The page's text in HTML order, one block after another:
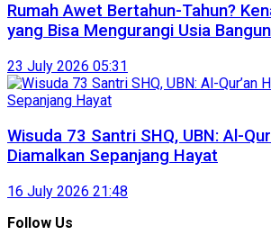
Rumah Awet Bertahun-Tahun?
yang Bisa Mengurangi Usia
23 July 2026 05:31
Wisuda 73 Santri SHQ, UBN: Al-
Diamalkan Sepanjang Hayat
16 July 2026 21:48
Follow Us